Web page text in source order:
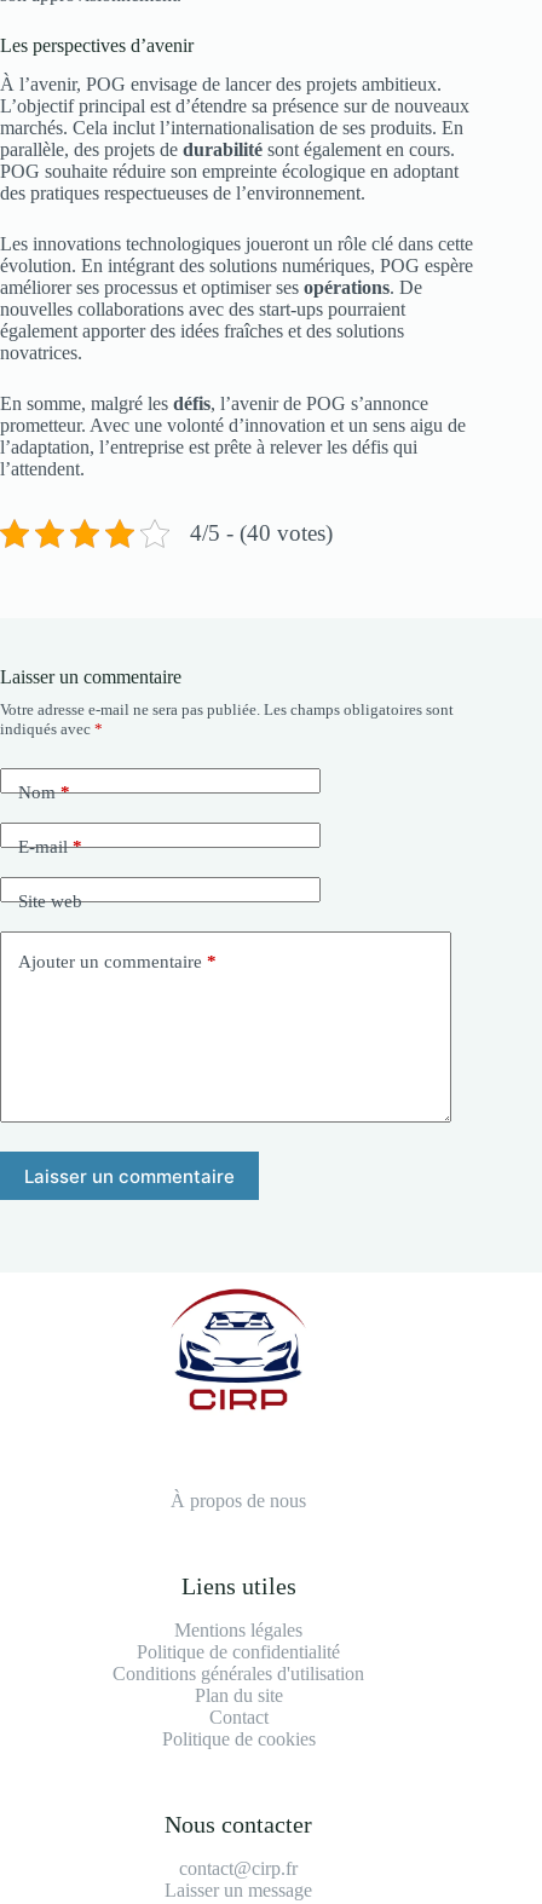
Les perspectives d’avenir
À l’avenir, POG envisage de lancer des projets ambitieux.
L’objectif principal est d’étendre sa présence sur de nouveaux
marchés. Cela inclut l’internationalisation de ses produits. En
parallèle, des projets de durabilité sont également en cours.
POG souhaite réduire son empreinte écologique en adoptant
des pratiques respectueuses de l’environnement.
Les innovations technologiques joueront un rôle clé dans cette
évolution. En intégrant des solutions numériques, POG espère
améliorer ses processus et optimiser ses opérations. De
nouvelles collaborations avec des start-ups pourraient
également apporter des idées fraîches et des solutions
novatrices.
En somme, malgré les défis, l’avenir de POG s’annonce
prometteur. Avec une volonté d’innovation et un sens aigu de
l’adaptation, l’entreprise est prête à relever les défis qui
l’attendent.
4/5 - (40 votes)
Laisser un commentaire
Votre adresse e-mail ne sera pas publiée. Les champs obligatoires sont
indiqués avec *
Nom*
E-mail*
Site web
Ajouter un commentaire *
Laisser un commentaire
À propos de nous
Liens utiles
Mentions légales
Politique de confidentialité
Conditions générales d'utilisation
Plan du site
Contact
Politique de cookies
Nous contacter
contact@cirp.fr
Laisser un message